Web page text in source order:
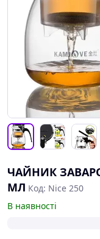
ЧАЙНИК
МЛ Код: Nice 250
В наявності